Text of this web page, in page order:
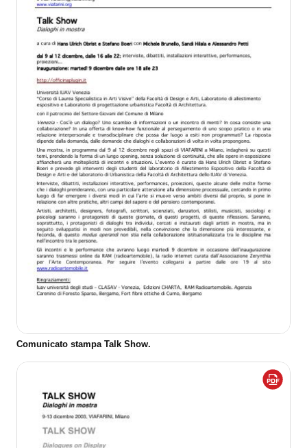
Comunicato stampa Talk Show.